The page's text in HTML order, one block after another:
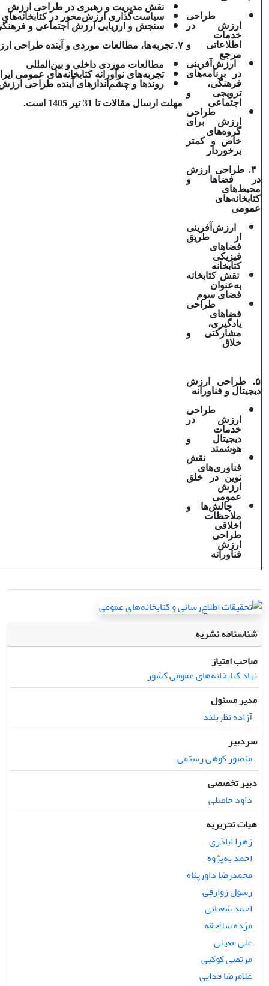
طراحی
ارزش در
خدمات
اطلاعاتی و
مرجع
ارزش‌آفرینی
در برنامه‌های
فرهنگی،
ترویجی و
اجتماعی
طراحی
ارزش برای
گروه‌های
خاص و کمتر
برخوردار
۴. طراحی ارزش
در فضاها و
محیط‌های
کتابخانه‌های
عمومی
ارزش‌آفرینی
از طریق
فضاهای
فیزیکی
کتابخانه
نقش کتابخانه
به‌عنوان
فضای سوم
طراحی
فضاهای
یادگیری،
مشارکتی و
خلاق
۵. طراحی ارزش
دیجیتال و فناورانه
طراحی
ارزش در
خدمات
دیجیتال و
هوشمند
نقش
فناوری‌های
نوین در خلق
ارزش
عمومی
چالش‌ها و
ملاحظات
اخلاقی
طراحی
ارزش
فناورانه
نقش مدیریت و رهبری در طراحی ارزش
سیاست‌گذاری ارزش‌محور در
سنجش و ارزیابی ارزش اجتماعی و فرهنگی
۷. تجربه‌ها، مطالعات موردی و آینده طراحی
مطالعات موردی داخلی و بین‌المللی
تجربه‌های نوآورانه کتابخانه‌های عمومی
روندها و چشم‌اندازهای آینده طراحی
مهلت ارسال مقالات تا 31 تیر 1405 است.
شناسنامه نشریه
صاحب امتیاز
نهاد کتابخانه‌های عمومی کشور
مدیر مسئول
آزاده نظربلند
سردبیر
منصور کوهی رستمی
دبیر تخصصی
داود حاصلی
هیات تحریریه
زهرا اباذری
احمد به‌پژوه
محمدرضا داورپناه
رسول زوارقی
احمد شعبانی
مژده سلاجقه
علی معینی
مرتضی کوکبی
غلامرضا فدایی